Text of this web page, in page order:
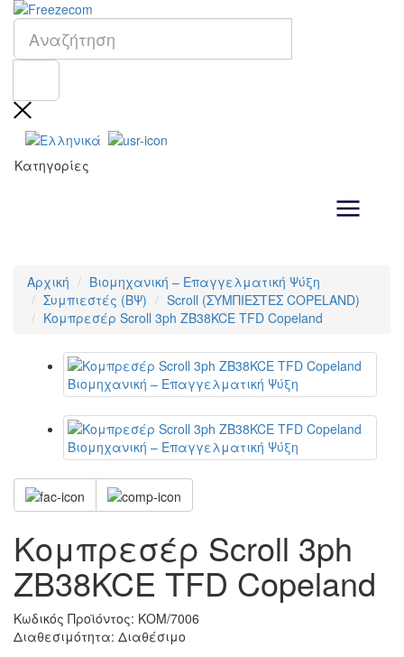
Κατηγορίες
Αρχική
Βιομηχανική – Επαγγελματική Ψύξη
Συμπιεστές (ΒΨ)
Scroll (ΣΥΜΠΙΕΣΤΕΣ COPELAND)
Κομπρεσέρ Scroll 3ph ZB38KCE TFD Copeland
Κομπρεσέρ Scroll 3ph
ZB38KCE TFD Copeland
Κωδικός Προϊόντος: ΚΟΜ/7006
Διαθεσιμότητα: Διαθέσιμο